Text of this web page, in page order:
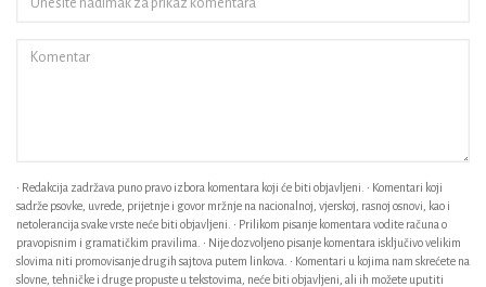
• Redakcija zadržava puno pravo izbora komentara koji će biti objavljeni. • Komentari koji
sadrže psovke, uvrede, prijetnje i govor mržnje na nacionalnoj, vjerskoj, rasnoj osnovi, kao i
netolerancija svake vrste neće biti objavljeni. • Prilikom pisanje komentara vodite računa o
pravopisnim i gramatičkim pravilima. • Nije dozvoljeno pisanje komentara isključivo velikim
slovima niti promovisanje drugih sajtova putem linkova. • Komentari u kojima nam skrećete na
slovne, tehničke i druge propuste u tekstovima, neće biti objavljeni, ali ih možete uputiti